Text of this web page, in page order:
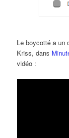
Le boycotté a un
Kriss, dans
vidéo :